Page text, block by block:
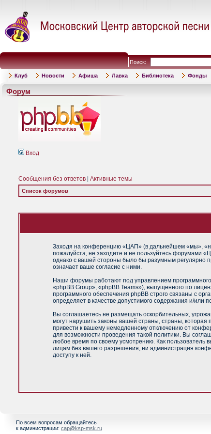
Поиск:
Клуб Новости Афиша Лавка Библиотека Фонды
Форум
Вход
Сообщения без ответов Активные темы
Список форумов
Заходя на конференцию «ЦАП» (в дальнейшем «мы»,
пожалуйста, не заходите и не пользуйтесь форумами
однако с вашей стороны было бы разумным регулярно
означает ваше согласие с ними.
Наши форумы работают под управлением
«phpBB Group», «phpBB Teams»), выпущенного по
программного обеспечения phpBB строго связаны с
определяет в качестве допустимого содержания и/
Вы соглашаетесь не размещать оскорбительных,
могут нарушить законы вашей страны, страны,
привести к вашему немедленному отключению от
для возможности проведения такой политики. Вы
любое время по своему усмотрению. Как пользователь
лицам без вашего разрешения, ни администрация
доступу к ней.
По всем вопросам обращайтесь
к администрации: cap@ksp-msk.ru